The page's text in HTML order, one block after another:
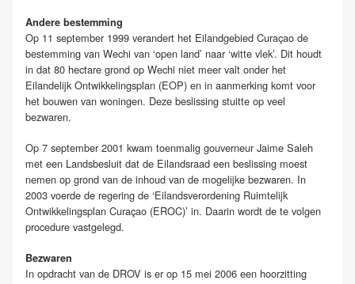
Andere bestemming
Op 11 september 1999 verandert het Eilandgebied Curaçao de
bestemming van Wechi van ‘open land’ naar ‘witte vlek’. Dit houdt
in dat 80 hectare grond op Wechi niet meer valt onder het
Eilandelijk Ontwikkelingsplan (EOP) en in aanmerking komt voor
het bouwen van woningen. Deze beslissing stuitte op veel
bezwaren.
Op 7 september 2001 kwam toenmalig gouverneur Jaime Saleh
met een Landsbesluit dat de Eilandsraad een beslissing moest
nemen op grond van de inhoud van de mogelijke bezwaren. In
2003 voerde de regering de ‘Eilandsverordening Ruimtelijk
Ontwikkelingsplan Curaçao (EROC)’ in. Daarin wordt de te volgen
procedure vastgelegd.
Bezwaren
In opdracht van de DROV is er op 15 mei 2006 een hoorzitting